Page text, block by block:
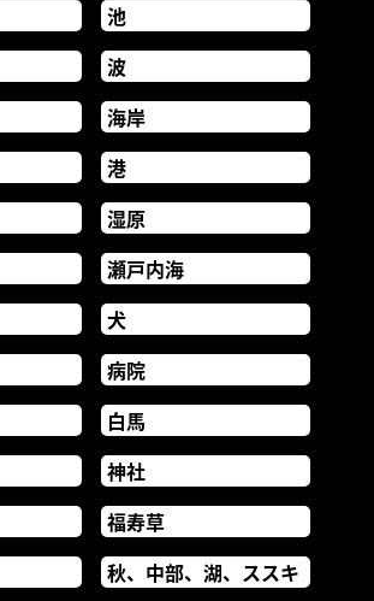
池
波
海岸
港
湿原
瀬戸内海
犬
病院
白馬
神社
福寿草
秋、中部、湖、ススキ